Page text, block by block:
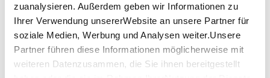
zuanalysieren. Außerdem geben wir Informationen zu
Ihrer Verwendung unsererWebsite an unsere Partner für
soziale Medien, Werbung und Analysen weiter.Unsere
Partner führen diese Informationen möglicherweise mit
weiteren Datenzusammen, die Sie ihnen bereitgestellt
Planen Sie Ihre Anreise
Verkehrs- und Tarifverbund Stuttgart GmbH
Fahrplanauskunft des VVS